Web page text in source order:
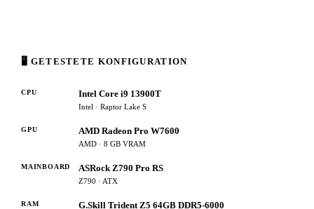
🖥 GETESTETE KONFIGURATION
CPU Intel Core i9 13900T
Intel · Raptor Lake S
GPU AMD Radeon Pro W7600
AMD · 8 GB VRAM
MAINBOARD ASRock Z790 Pro RS
Z790 · ATX
RAM G.Skill Trident Z5 64GB DDR5-6000